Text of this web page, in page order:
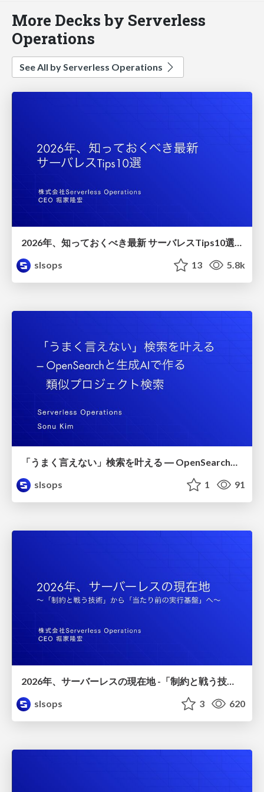
More Decks by Serverless
Operations
See All by Serverless Operations
2026年、知っておくべき最新 サーバレスTips10選/serverless-10-tips
slsops
13 5.8k
slsops
1 91
2026年、サーバーレスの現在地 -「制約と戦う技術」から「当たり前の実行基盤」へ- /serverless2026
slsops
3 620